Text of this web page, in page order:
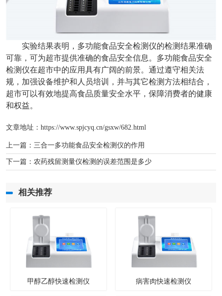
实验结果表明，多功能食品安全检测仪的检测结果准确
可靠，可为超市提供准确的食品安全信息。多功能食品安全
检测仪在超市中的应用具有广阔的前景。通过遵守相关法
规，加强设备维护和人员培训，并与其它检测方法相结合，
超市可以有效地提高食品质量安全水平，保障消费者的健康
和权益。
文章地址： https://www.spjcyq.cn/gsxw/682.html
上一篇： 三合一多功能食品安全检测仪的作用
下一篇： 农药残留测量仪检测的误差范围是多少
相关推荐
甲醇乙醇快速检测仪 病害肉快速检测仪